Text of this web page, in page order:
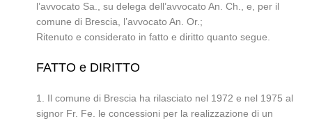
l’avvocato Sa., su delega dell’avvocato An. Ch., e, per il
comune di Brescia, l’avvocato An. Or.;
Ritenuto e considerato in fatto e diritto quanto segue.
FATTO e DIRITTO
1. Il comune di Brescia ha rilasciato nel 1972 e nel 1975 al
signor Fr. Fe. le concessioni per la realizzazione di un